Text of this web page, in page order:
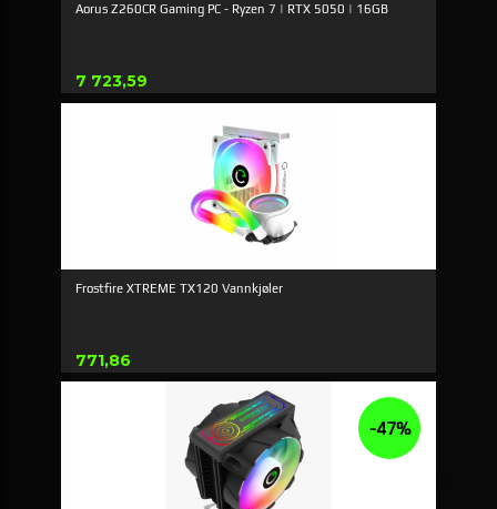
Aorus Z260CR Gaming PC - Ryzen 7 | RTX 5050 | 16GB
Pris
7 723,59
Frostfire XTREME TX120 Vannkjøler
Pris
771,86
-47%